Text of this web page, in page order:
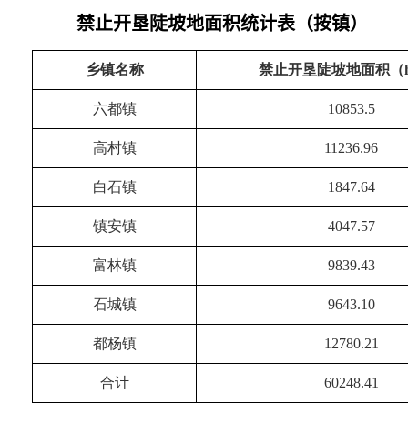
禁止开垦陡坡地面积统计表（按镇）
乡镇名称 禁止开垦陡坡地面积（
六都镇 10853.5
高村镇 11236.96
白石镇 1847.64
镇安镇 4047.57
富林镇 9839.43
石城镇 9643.10
都杨镇 12780.21
合计 60248.41